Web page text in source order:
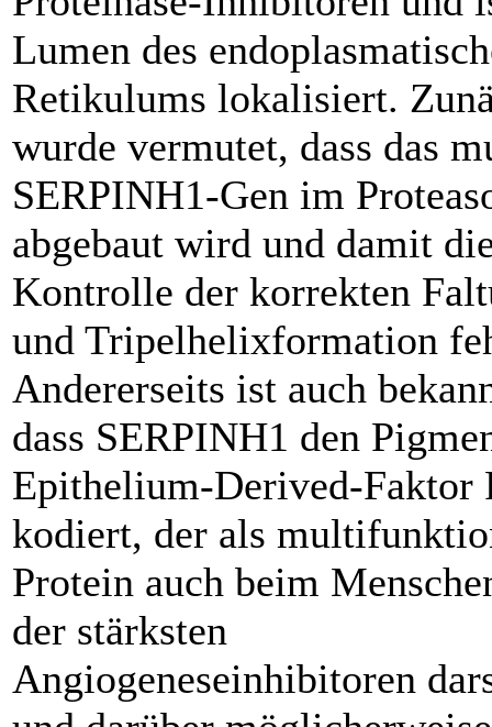
Lumen des
Retikulums lokalisiert.
wurde vermutet, dass das
SERPINH1-Gen im
abgebaut wird und damit
Kontrolle der korrekten
und Tripelhelixformation
Andererseits ist auch
dass SERPINH1 den
Epithelium-Derived-Faktor
kodiert, der als
Protein auch beim
der stärksten
Angiogeneseinhibitoren